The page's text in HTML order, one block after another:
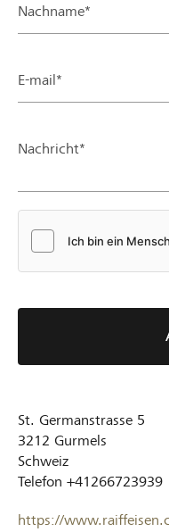
Nachname*
E-mail*
Nachricht*
St. Germanstrasse 5
3212 Gurmels
Schweiz
Telefon +41266723939
https://